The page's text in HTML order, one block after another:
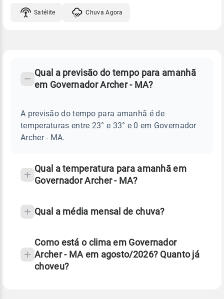
Satélite Chuva Agora
GOVERNADOR
ARCHER
Perguntas
sobre
chuva
Qual a previsão do tempo para amanhã
em Governador Archer - MA?
A previsão do tempo para amanhã é de
temperaturas entre 23° e 33° e 0 em Governador
Archer - MA.
Qual a temperatura para amanhã em
Governador Archer - MA?
Qual a média mensal de chuva?
Fonte: 30 anos de dados de reanálise ERA5.
Como está o clima em Governador
Archer - MA em agosto/2026? Quanto já
choveu?